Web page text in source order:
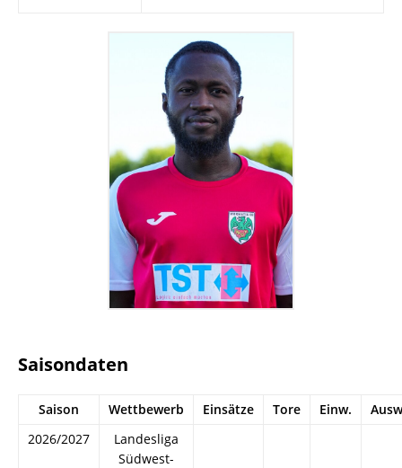
Saisondaten
Saison Wettbewerb Einsätze Tore Einw.
2026/2027
Landesliga
Südwest-